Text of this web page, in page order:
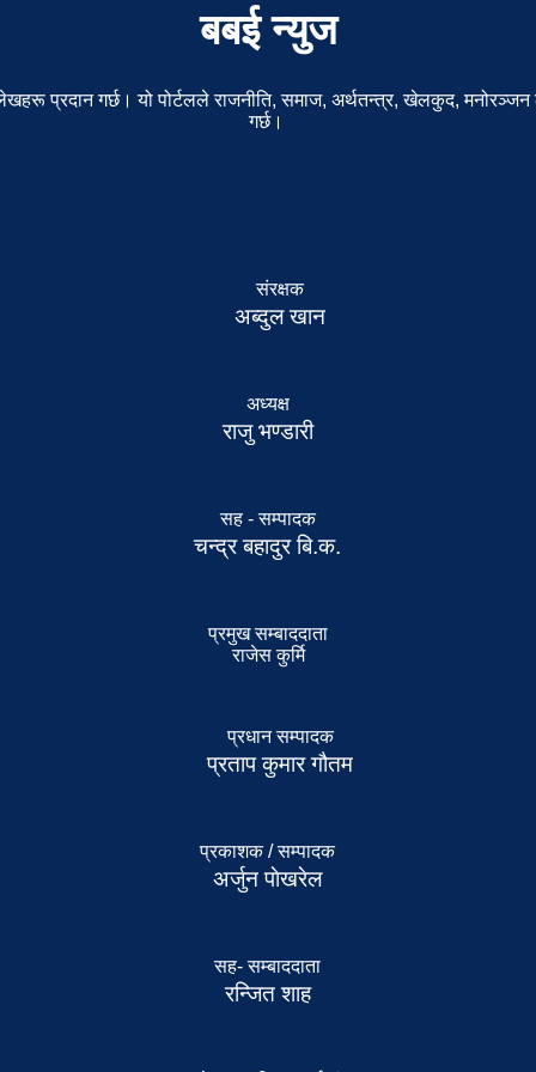
बबई न्युज
प्रदान गर्छ। यो पोर्टलले राजनीति, समाज, अर्थतन्त्र, खेलकुद,
गर्छ।
संरक्षक
अब्दुल खान
अध्यक्ष
राजु भण्डारी
सह - सम्पादक
चन्द्र बहादुर बि.क.
प्रमुख सम्बाददाता
राजेस कुर्मि
प्रधान सम्पादक
प्रताप कुमार गौतम
प्रकाशक / सम्पादक
अर्जुन पाेखरेल
सह- सम्बाददाता
रन्जित शाह